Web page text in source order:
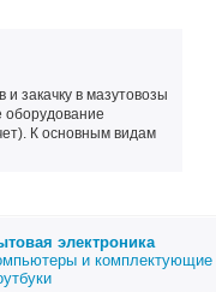
закачку в мазутовозы
оборудование
К основным видам
электроника
и комплектующие